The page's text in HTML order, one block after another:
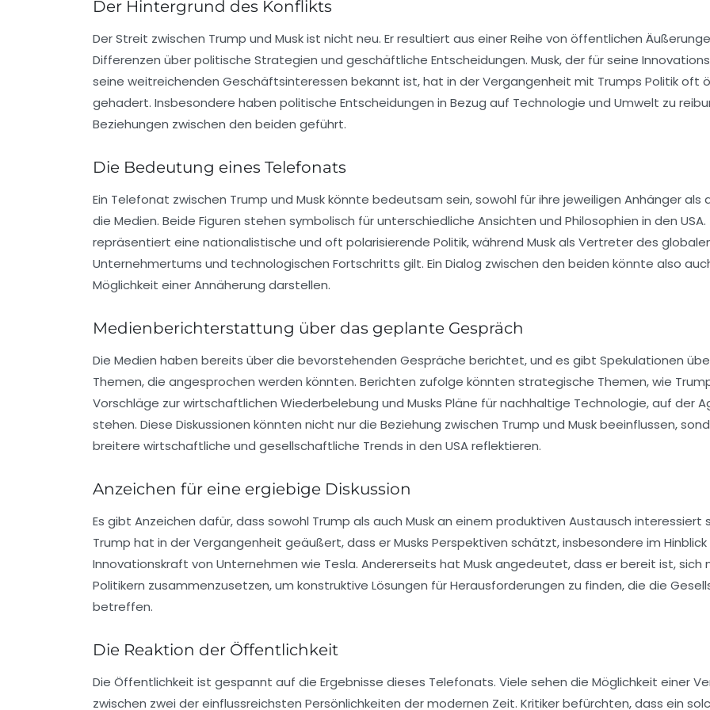
Der Hintergrund des Konflikts
Der Streit zwischen Trump und Musk ist nicht neu. Er resultiert aus einer Reihe von öffentlichen
Differenzen über politische Strategien und geschäftliche Entscheidungen. Musk, der für seine
seine weitreichenden Geschäftsinteressen bekannt ist, hat in der Vergangenheit mit Trumps Politik oft
gehadert. Insbesondere haben politische Entscheidungen in Bezug auf Technologie und Umwelt zu
Beziehungen zwischen den beiden geführt.
Die Bedeutung eines Telefonats
Ein Telefonat zwischen Trump und Musk könnte bedeutsam sein, sowohl für ihre jeweiligen Anhänger als
die Medien. Beide Figuren stehen symbolisch für unterschiedliche Ansichten und Philosophien in den USA.
repräsentiert eine nationalistische und oft polarisierende Politik, während Musk als Vertreter des
Unternehmertums und technologischen Fortschritts gilt. Ein Dialog zwischen den beiden könnte also
Möglichkeit einer Annäherung darstellen.
Medienberichterstattung über das geplante Gespräch
Die Medien haben bereits über die bevorstehenden Gespräche berichtet, und es gibt Spekulationen
Themen, die angesprochen werden könnten. Berichten zufolge könnten strategische Themen, wie
Vorschläge zur wirtschaftlichen Wiederbelebung und Musks Pläne für nachhaltige Technologie, auf der
stehen. Diese Diskussionen könnten nicht nur die Beziehung zwischen Trump und Musk beeinflussen,
breitere wirtschaftliche und gesellschaftliche Trends in den USA reflektieren.
Anzeichen für eine ergiebige Diskussion
Es gibt Anzeichen dafür, dass sowohl Trump als auch Musk an einem produktiven Austausch interessiert
Trump hat in der Vergangenheit geäußert, dass er Musks Perspektiven schätzt, insbesondere im
Innovationskraft von Unternehmen wie Tesla. Andererseits hat Musk angedeutet, dass er bereit ist, sich
Politikern zusammenzusetzen, um konstruktive Lösungen für Herausforderungen zu finden, die die
betreffen.
Die Reaktion der Öffentlichkeit
Die Öffentlichkeit ist gespannt auf die Ergebnisse dieses Telefonats. Viele sehen die Möglichkeit einer
zwischen zwei der einflussreichsten Persönlichkeiten der modernen Zeit. Kritiker befürchten, dass ein